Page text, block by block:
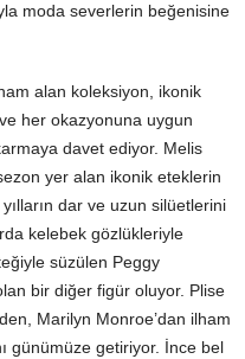
moda severlerin beğenisine
alan koleksiyon, ikonik
her okazyonuna uygun
davet ediyor. Melis
yer alan ikonik eteklerin
dar ve uzun silüetlerini
kelebek gözlükleriyle
süzülen Peggy
bir diğer figür oluyor. Plise
Marilyn Monroe’dan ilham
günümüze getiriyor. İnce bel